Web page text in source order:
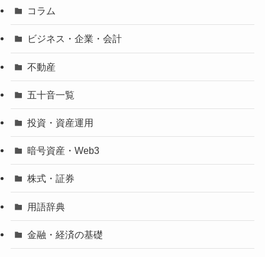
コラム
ビジネス・企業・会計
不動産
五十音一覧
投資・資産運用
暗号資産・Web3
株式・証券
用語辞典
金融・経済の基礎